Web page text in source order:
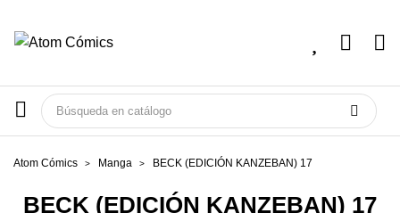
Atom Cómics Manga BECK (EDICIÓN KANZEBAN) 17
BECK (EDICIÓN KANZEBAN) 17